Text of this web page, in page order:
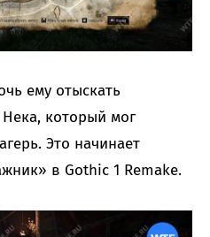
ему отыскать
который мог
Это начинает
в Gothic 1 Remake.